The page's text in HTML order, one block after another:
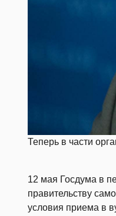
Теперь в части
12 мая Госдума в
правительству
условия приема в